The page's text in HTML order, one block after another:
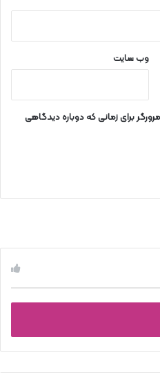
وب‌ سایت
برای زمانی که دوباره دیدگاهی